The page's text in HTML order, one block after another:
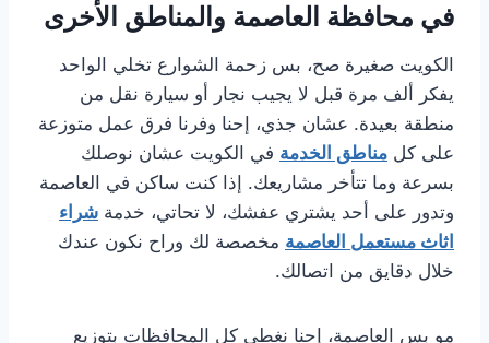
في محافظة العاصمة والمناطق الأخرى
الكويت صغيرة صح، بس زحمة الشوارع تخلي الواحد
يفكر ألف مرة قبل لا يجيب نجار أو سيارة نقل من
منطقة بعيدة. عشان جذي، إحنا وفرنا فرق عمل متوزعة
على كل مناطق الخدمة في الكويت عشان نوصلك
بسرعة وما تتأخر مشاريعك. إذا كنت ساكن في العاصمة
وتدور على أحد يشتري عفشك، لا تحاتي، خدمة شراء
اثاث مستعمل العاصمة مخصصة لك وراح نكون عندك
خلال دقايق من اتصالك.
مو بس العاصمة، إحنا نغطي كل المحافظات بتوزيع